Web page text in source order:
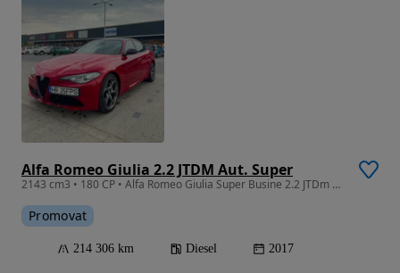
Alfa Romeo Giulia 2.2 JTDM Aut. Super
2143 cm3 • 180 CP • Alfa Romeo Giulia Super Busine 2.2 JTDm 180 CP AT8 – Rosso Alfa – 2017
Promovat
214 306 km Diesel 2017